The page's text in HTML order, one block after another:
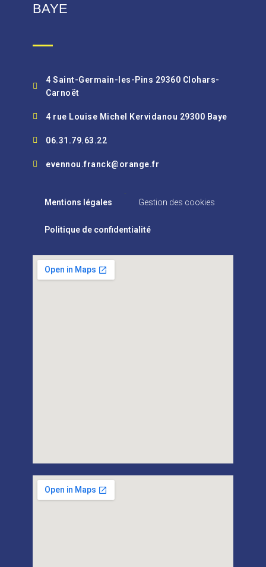
BAYE
4 Saint-Germain-les-Pins 29360 Clohars-
Carnoët
4 rue Louise Michel Kervidanou 29300 Baye
06.31.79.63.22
evennou.franck@orange.fr
Mentions légales
Gestion des cookies
Politique de confidentialité